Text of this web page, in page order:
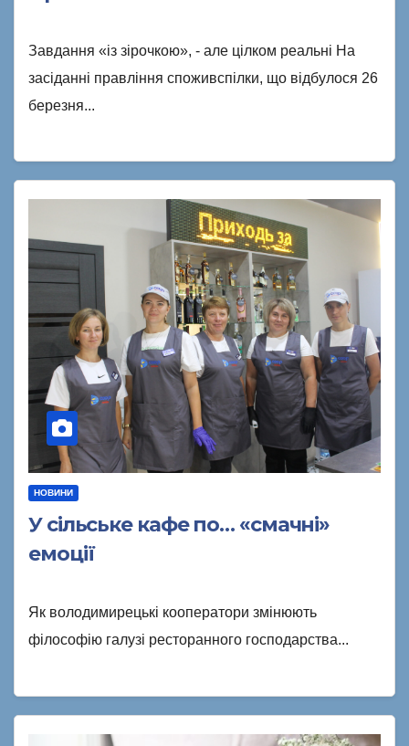
Завдання «із зірочкою», - але цілком реальні На
засіданні правління споживспілки, що відбулося 26
березня...
НОВИНИ
У сільське кафе по… «смачні»
емоції
Як володимирецькі кооператори змінюють
філософію галузі ресторанного господарства...